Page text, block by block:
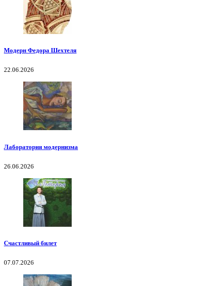
Модерн Федора Шехтеля
22.06.2026
Лаборатория модернизма
26.06.2026
Счастливый билет
07.07.2026